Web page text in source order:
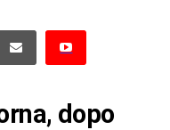
dopo